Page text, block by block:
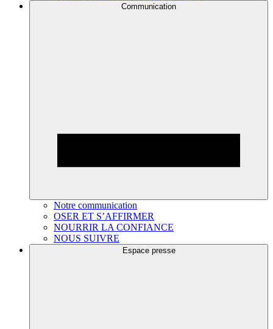
Communication
Notre communication
OSER ET S’AFFIRMER
NOURRIR LA CONFIANCE
NOUS SUIVRE
Espace presse